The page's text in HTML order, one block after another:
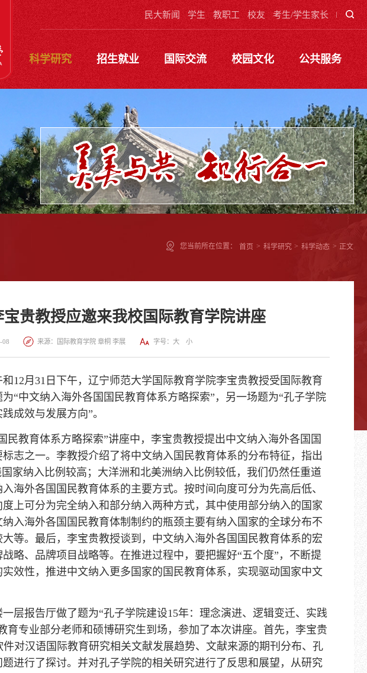
民大新闻 学生 教职工 校友 考生/学生家长
科学研究 招生就业 国际交流 校园文化 公共服务
您当前所在位置： 首页 > 科学研究 > 科学动态 > 正文
贵教授应邀来我校国际教育学院讲座
08 来源：国际教育学院 章桐 李展 字号： 大 小
和12月31日下午，辽宁师范大学国际教育学院李宝贵教授受国际教育
“中文纳入海外各国国民教育体系方略探索”，另一场题为“孔子学院
成效与发展方向”。
民教育体系方略探索”讲座中， 李宝贵教授提出中文纳入海外各国国
志之一。李教授介绍了将中文纳入国民教育体系的分布特征，指出
家纳入比例较高；大洋洲和北美洲纳入比例较低，我们仍然任重道
海外各国国民教育体系的主要方式。按时间向度可分为先高后低、
上可分为完全纳入和部分纳入两种方式，其中使用部分纳入的国家
入海外各国国民教育体制制约的瓶颈主要有纳入国家的全球分布不
等。最后，李宝贵教授谈到，中文纳入海外各国国民教育体系的宏
略、品牌项目战略等。在推进过程中，要把握好“五个度”，不断提
效性，推进中文纳入更多国家的国民教育体系，实现驱动国家中文
报告厅做了题为“孔子学院建设15年：理念演进、逻辑变迁、实践
育专业部分老师和硕博研究生到场，参加了本次讲座。首先，李宝贵
件对汉语国际教育研究相关文献发展趋势、文献来源的期刊分布、孔
进行了探讨。并对孔子学院的相关研究进行了反思和展望，从研究